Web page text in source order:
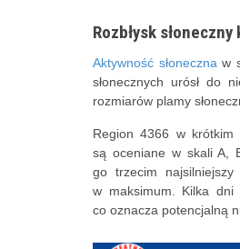
Rozbłysk
Aktywność słoneczna w
słonecznych urósł do
rozmiarów plamy
Region 4366 w krótkim
są oceniane w skali A,
go trzecim
w maksimum. Kilka dni
co oznacza potencjalną